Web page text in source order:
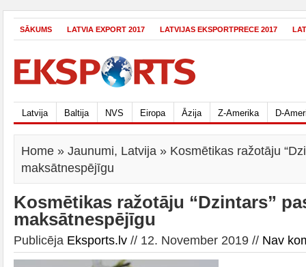
SĀKUMS LATVIA EXPORT 2017 LATVIJAS EKSPORTPRECE 2017
Latvija Baltija NVS Eiropa Āzija Z-Amerika D-
Home » Jaunumi, Latvija » Kosmētikas ražotāju
maksātnespējīgu
Kosmētikas ražotāju “Dzintars”
maksātnespējīgu
Publicēja Eksports.lv // 12. November 2019 // Nav